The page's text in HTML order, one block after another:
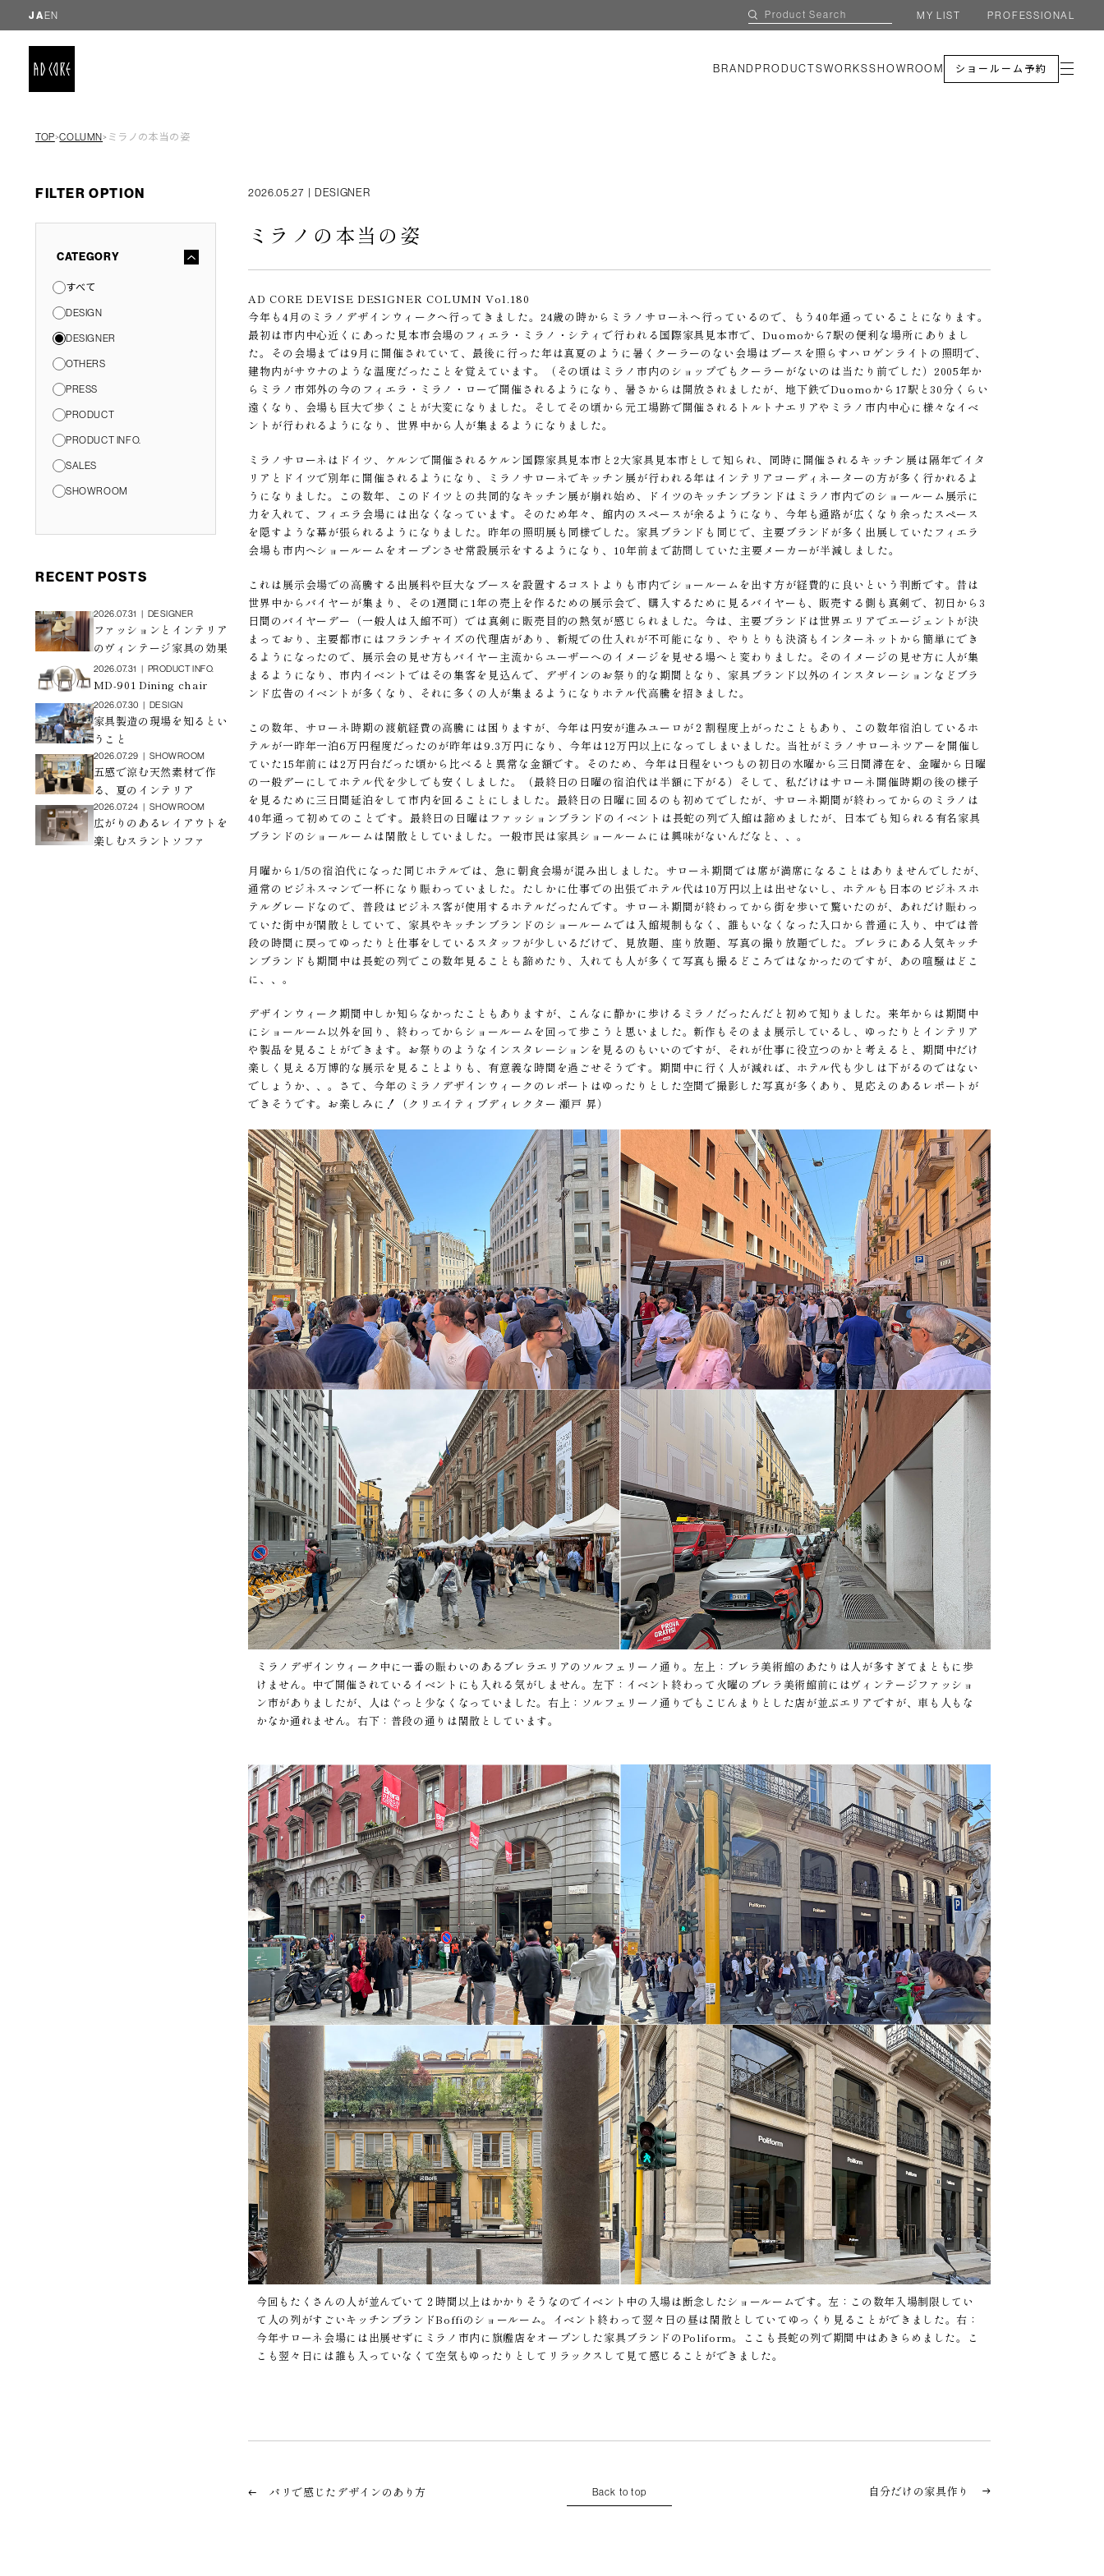
EN
JA MY LIST PROFESSIONAL
BRAND PRODUCTSWORKSSHOWROOM ショールーム予約
TOP＞COLUMN＞ ミラノの本当の姿
FILTER OPTION
CATEGORY
すべて
DESIGN
DESIGNER
OTHERS
PRESS
PRODUCT
PRODUCT INFO.
SALES
SHOWROOM
RECENT POSTS
2026.07.31 | DESIGNER
ファッションとインテリア
のヴィンテージ家具の効果
2026.07.31 | PRODUCT INFO.
MD-901 Dining chair
2026.07.30 DESIGN
家具製造の現場を知るとい
うこと
2026.07.29 SHOWROOM
五感で涼む天然素材で作
る、夏のインテリア
2026.07.24 SHOWROOM
広がりのあるレイアウトを
楽しむスラントソファ
2026.05.27 DESIGNER
ミラノの本当の姿
AD CORE DEVISE DESIGNER COLUMN Vol.180
今年も4月のミラノデザインウィークへ行ってきました。24歳の時からミラノサローネへ行っているので、もう40年通っていることになります。
最初は市内中心近くにあった見本市会場のフィエラ・ミラノ・シティで行われる国際家具見本市で、Duomoから7駅の便利な場所にありまし
た。その会場までは9月に開催されていて、最後に行った年は真夏のように暑くクーラーのない会場はブースを照らすハロゲンライトの照明で、
建物内がサウナのような温度だったことを覚えています。（その頃はミラノ市内のショップでもクーラーがないのは当たり前でした）2005年か
らミラノ市郊外の今のフィエラ・ミラノ・ローで開催されるようになり、暑さからは開放されましたが、地下鉄でDuomoから17駅と30分くらい
遠くなり、会場も巨大で歩くことが大変になりました。そしてその頃から元工場跡で開催されるトルトナエリアやミラノ市内中心に様々なイベ
ントが行われるようになり、世界中から人が集まるようになりました。
ミラノサローネはドイツ、ケルンで開催されるケルン国際家具見本市と2大家具見本市として知られ、同時に開催されるキッチン展は隔年でイタ
リアとドイツで別年に開催されるようになり、ミラノサローネでキッチン展が行われる年はインテリアコーディネーターの方が多く行かれるよ
うになりました。この数年、このドイツとの共同的なキッチン展が崩れ始め、ドイツのキッチンブランドはミラノ市内でのショールーム展示に
力を入れて、フィエラ会場には出なくなっています。そのため年々、館内のスペースが余るようになり、今年も通路が広くなり余ったスペース
を隠すような幕が張られるようになりました。昨年の照明展も同様でした。家具ブランドも同じで、主要ブランドが多く出展していたフィエラ
会場も市内へショールームをオープンさせ常設展示をするようになり、10年前まで訪問していた主要メーカーが半減しました。
これは展示会場での高騰する出展料や巨大なブースを設置するコストよりも市内でショールームを出す方が経費的に良いという判断です。昔は
世界中からバイヤーが集まり、その1週間に1年の売上を作るための展示会で、購入するために見るバイヤーも、販売する側も真剣で、初日から3
日間のバイヤーデー（一般人は入館不可）では真剣に販売目的の熱気が感じられました。今は、主要ブランドは世界エリアでエージェントが決
まっており、主要都市にはフランチャイズの代理店があり、新規での仕入れが不可能になり、やりとりも決済もインターネットから簡単にでき
るようになったので、展示会の見せ方もバイヤー主流からユーザーへのイメージを見せる場へと変わりました。そのイメージの見せ方に人が集
まるようになり、市内イベントではその集客を見込んで、デザインのお祭り的な期間となり、家具ブランド以外のインスタレーションなどブラ
ンド広告のイベントが多くなり、それに多くの人が集まるようになりホテル代高騰を招きました。
この数年、サローネ時期の渡航経費の高騰には困りますが、今年は円安が進みユーロが２割程度上がったこともあり、この数年宿泊しているホ
テルが一昨年一泊6万円程度だったのが昨年は9.3万円になり、今年は12万円以上になってしまいました。当社がミラノサローネツアーを開催し
ていた15年前には2万円台だった頃から比べると異常な金額です。そのため、今年は日程をいつもの初日の水曜から三日間滞在を、金曜から日曜
の一般デーにしてホテル代を少しでも安くしました。（最終日の日曜の宿泊代は半額に下がる）そして、私だけはサローネ開催時期の後の様子
を見るために三日間延泊をして市内を回ることにしました。最終日の日曜に回るのも初めてでしたが、サローネ期間が終わってからのミラノは
40年通って初めてのことです。最終日の日曜はファッションブランドのイベントは長蛇の列で入館は諦めましたが、日本でも知られる有名家具
ブランドのショールームは閑散としていました。一般市民は家具ショールームには興味がないんだなと、、。
月曜から1/5の宿泊代になった同じホテルでは、急に朝食会場が混み出しました。サローネ期間では席が満席になることはありませんでしたが、
通常のビジネスマンで一杯になり賑わっていました。たしかに仕事での出張でホテル代は10万円以上は出せないし、ホテルも日本のビジネスホ
テルグレードなので、普段はビジネス客が使用するホテルだったんです。サローネ期間が終わってから街を歩いて驚いたのが、あれだけ賑わっ
ていた街中が閑散としていて、家具やキッチンブランドのショールームでは入館規制もなく、誰もいなくなった入口から普通に入り、中では普
段の時間に戻ってゆったりと仕事をしているスタッフが少しいるだけで、見放題、座り放題、写真の撮り放題でした。ブレラにある人気キッチ
ンブランドも期間中は長蛇の列でこの数年見ることも諦めたり、入れても人が多くて写真も撮るどころではなかったのですが、あの喧騒はどこ
に、、。
デザインウィーク期間中しか知らなかったこともありますが、こんなに静かに歩けるミラノだったんだと初めて知りました。来年からは期間中
にショールーム以外を回り、終わってからショールームを回って歩こうと思いました。新作もそのまま展示しているし、ゆったりとインテリア
や製品を見ることができます。お祭りのようなインスタレーションを見るのもいいのですが、それが仕事に役立つのかと考えると、期間中だけ
楽しく見える万博的な展示を見ることよりも、有意義な時間を過ごせそうです。期間中に行く人が減れば、ホテル代も少しは下がるのではない
でしょうか、、。さて、今年のミラノデザインウィークのレポートはゆったりとした空間で撮影した写真が多くあり、見応えのあるレポートが
できそうです。お楽しみに！（クリエイティブディレクター 瀬戸 昇）
ミラノデザインウィーク中に一番の賑わいのあるブレラエリアのソルフェリーノ通り。左上：ブレラ美術館のあたりは人が多すぎてまともに歩
けません。中で開催されているイベントにも入れる気がしません。左下：イベント終わって火曜のブレラ美術館前にはヴィンテージファッショ
ン市がありましたが、人はぐっと少なくなっていました。右上：ソルフェリーノ通りでもこじんまりとした店が並ぶエリアですが、車も人もな
かなか通れません。右下：普段の通りは閑散としています。
今回もたくさんの人が並んでいて２時間以上はかかりそうなのでイベント中の入場は断念したショールームです。左：この数年入場制限してい
て人の列がすごいキッチンブランドBoffiのショールーム。イベント終わって翌々日の昼は閑散としていてゆっくり見ることができました。右：
今年サローネ会場には出展せずにミラノ市内に旗艦店をオープンした家具ブランドのPoliform。ここも長蛇の列で期間中はあきらめました。こ
こも翌々日には誰も入っていなくて空気もゆったりとしてリラックスして見て感じることができました。
パリで感じたデザインのあり方 Back to top 自分だけの家具作り